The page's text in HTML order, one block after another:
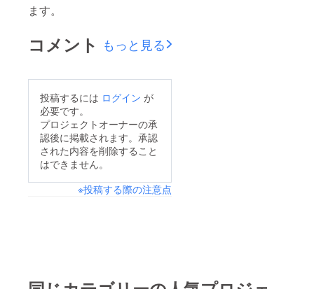
ます。
コメント もっと見る
投稿するには ログイン が
必要です。
プロジェクトオーナーの承
認後に掲載されます。承認
された内容を削除すること
はできません。
※投稿する際の注意点